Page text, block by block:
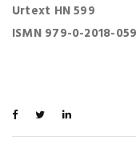
Urtext HN 599
ISMN 979-0-2018-